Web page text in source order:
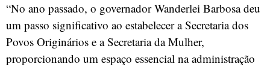
“No ano passado, o governador Wanderlei Barbosa deu
um passo significativo ao estabelecer a Secretaria dos
Povos Originários e a Secretaria da Mulher,
proporcionando um espaço essencial na administração